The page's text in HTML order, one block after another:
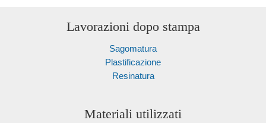
Lavorazioni dopo stampa
Sagomatura
Plastificazione
Resinatura
Materiali utilizzati